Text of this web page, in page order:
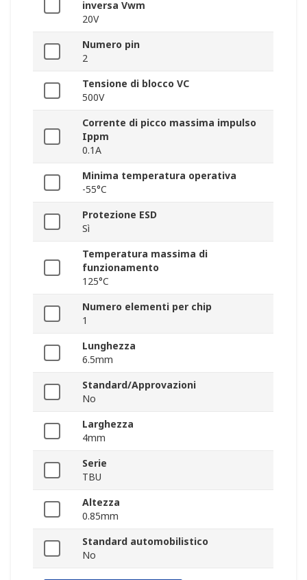
inversa Vwm
20V
Numero pin
2
Tensione di blocco VC
500V
Corrente di picco massima impulso
Ippm
0.1A
Minima temperatura operativa
-55°C
Protezione ESD
Sì
Temperatura massima di
funzionamento
125°C
Numero elementi per chip
1
Lunghezza
6.5mm
Standard/Approvazioni
No
Larghezza
4mm
Serie
TBU
Altezza
0.85mm
Standard automobilistico
No